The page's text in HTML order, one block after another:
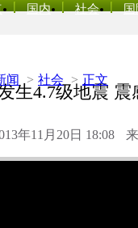
国内 社会 国
闻 > 社会 > 正文
生4.7级地震
年11月20日 18:08